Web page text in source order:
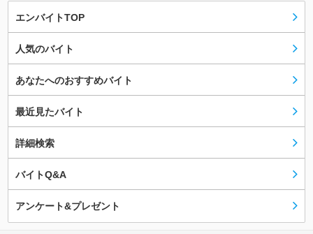
エンバイトTOP
人気のバイト
あなたへのおすすめバイト
最近見たバイト
詳細検索
バイトQ&A
アンケート&プレゼント